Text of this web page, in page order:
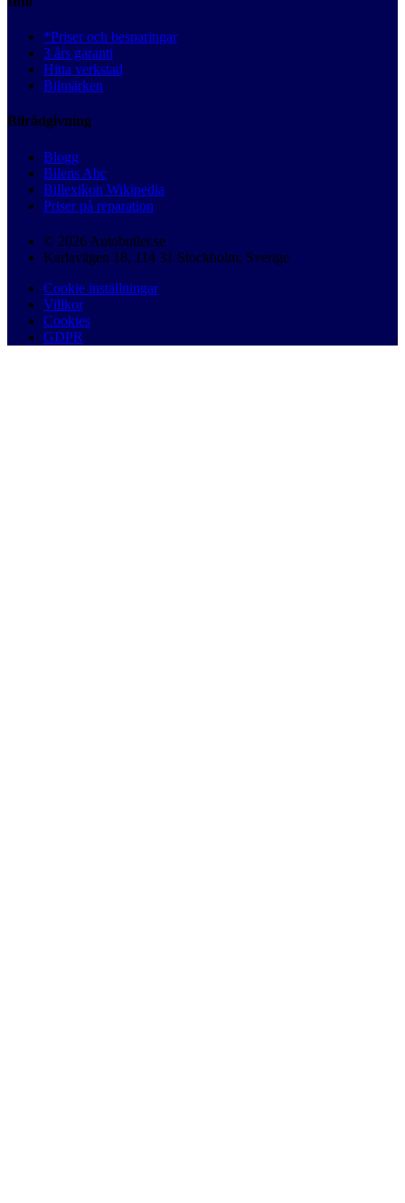
*Priser och besparingar
3 års garanti
Hitta verkstad
Bilmärken
Bilrådgivning
Blogg
Bilens Abc
Billexikon Wikipedia
Priser på reparation
© 2026 Autobutler.se
Karlavägen 18, 114 31 Stockholm, Sverige
Cookie inställningar
Villkor
Cookies
GDPR